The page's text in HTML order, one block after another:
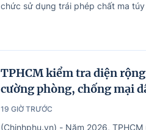
chức sử dụng trái phép chất ma
TPHCM kiểm tra diện
cường phòng, chống mại
19 GIỜ TRƯỚC
(Chinhphu.vn) - Năm 2026,